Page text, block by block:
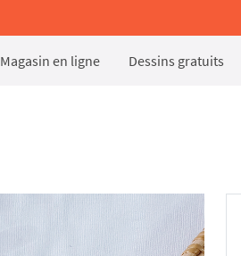
Magasin en ligne Dessins gratuits